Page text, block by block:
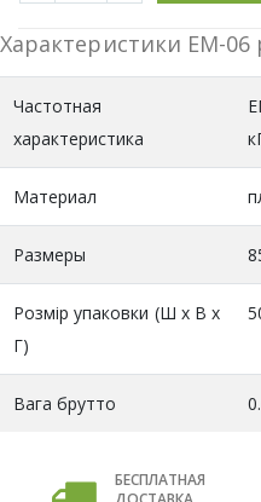
Характеристики ЕМ-06
Частотная
характеристика
Материал
Размеры
Розмір упаковки (Ш х В х
Г)
Вага брутто
БЕСПЛАТНАЯ